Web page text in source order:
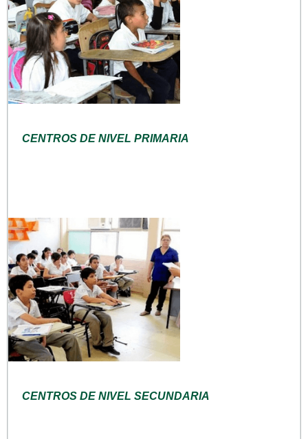
CENTROS DE NIVEL PRIMARIA
CENTROS DE NIVEL SECUNDARIA